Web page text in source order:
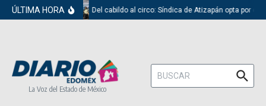
Saltar al contenido
ÚLTIMA HORA Del cabildo al circo: Síndica de Atizapán opta por el
La Voz del Estado de México
Buscar: